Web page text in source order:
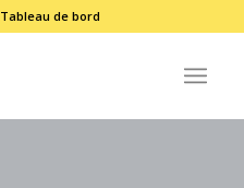
Tableau de bord